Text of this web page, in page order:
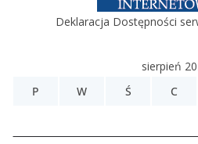
Deklaracja Dostępności
sierpień
P
W Ś C